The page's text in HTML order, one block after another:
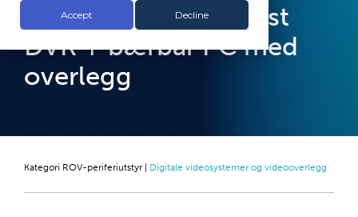
Accept Decline
SubC Imaging Robust
DVR + bærbar PC med
overlegg
Kategori ROV-periferiutstyr Digitale videosystemer og videooverlegg